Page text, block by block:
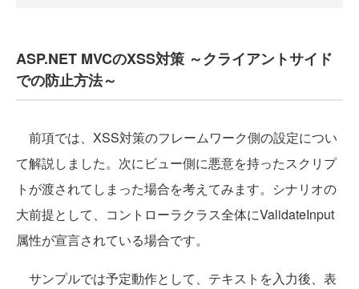
ASP.NET MVCのXSS対策 ～クライアントサイド
での防止方法～
前項では、XSS対策のフレームワーク側の設定につい
て解説しました。次にビュー側に悪意を持ったスクリプ
トが渡されてしまった場合を考えてみます。シナリオの
大前提として、コントローラクラス全体にValidateInput
属性が宣言されている場合です。
サンプルでは予定動作として、テキストを入力後、表